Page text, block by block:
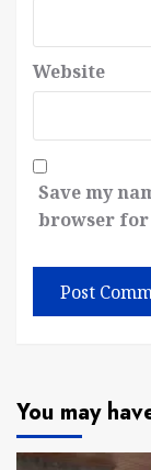
Website
Save my
browser for
You may